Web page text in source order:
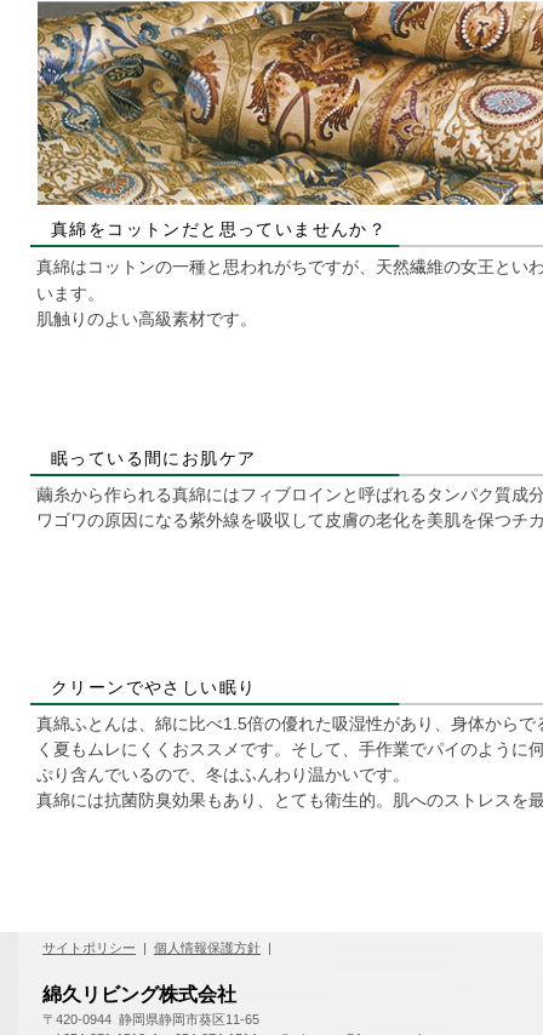
真綿をコットンだと思っていませんか？
真綿はコットンの一種と思われがちですが、天然繊維の女王とい
います。
肌触りのよい高級素材です。
眠っている間にお肌ケア
繭糸から作られる真綿にはフィブロインと呼ばれるタンパク質成
ワゴワの原因になる紫外線を吸収して皮膚の老化を美肌を保つチ
クリーンでやさしい眠り
真綿ふとんは、綿に比べ1.5倍の優れた吸湿性があり、身体から
く夏もムレにくくおススメです。そして、手作業でパイのように
ぷり含んでいるので、冬はふんわり温かいです。
真綿には抗菌防臭効果もあり、とても衛生的。肌へのストレスを
サイトポリシー | 個人情報保護方針 |
綿久リビング株式会社
〒420-0944 静岡県静岡市葵区11-65